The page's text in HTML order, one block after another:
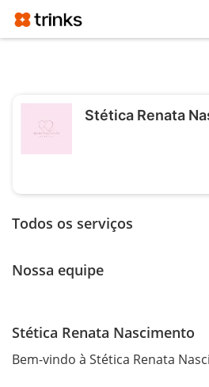
Stética Renata
Todos os serviços
Nossa equipe
Stética Renata Nascimento
Bem-vindo à Stética Renata